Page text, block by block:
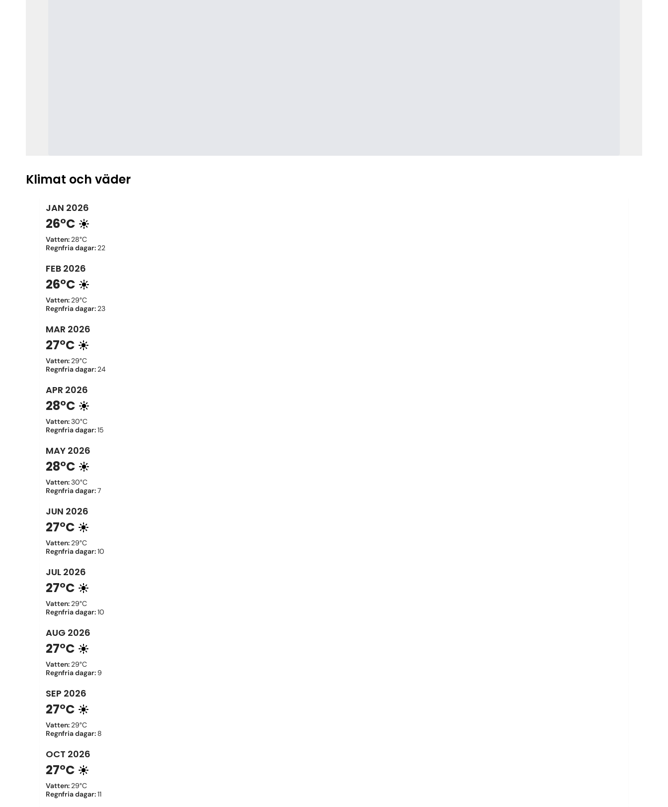
Klimat och väder
JAN 2026
26°C
Vatten: 28°C
Regnfria dagar: 22
FEB 2026
26°C
Vatten: 29°C
Regnfria dagar: 23
MAR 2026
27°C
Vatten: 29°C
Regnfria dagar: 24
APR 2026
28°C
Vatten:30°C
Regnfria dagar:15
MAY 2026
28°C
Vatten:30°C
Regnfria dagar:7
JUN 2026
27°C
Vatten: 29°C
Regnfria dagar:10
JUL 2026
27°C
Vatten: 29°C
Regnfria dagar:10
AUG 2026
27°C
Vatten: 29°C
Regnfria dagar: 9
SEP 2026
27°C
Vatten: 29°C
Regnfria dagar: 8
OCT 2026
27°C
Vatten: 29°C
Regnfria dagar:11